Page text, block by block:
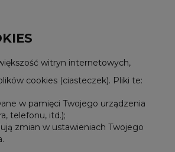
witryn internetowych,
cookies (ciasteczek). Pliki te:
w pamięci Twojego urządzenia
telefonu, itd.);
zmian w ustawieniach Twojego